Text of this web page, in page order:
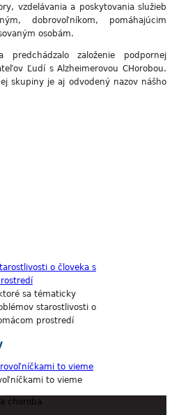
vzdelávania a poskytovania služieb
dobrovoľníkom, pomáhajúcim
osobám.
predchádzalo založenie podpornej
Ľudí s Alzheimerovou CHorobou.
skupiny je aj odvodený nazov nášho
sa tématicky
starostlivosti o
prostredí
to vieme
choroba